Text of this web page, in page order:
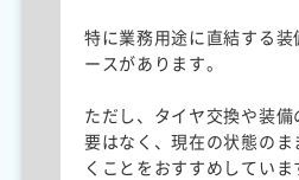
特に業務用途に直結する
ースがあります。
ただし、タイヤ交換や装
要はなく、現在の状態の
くことをおすすめしていま